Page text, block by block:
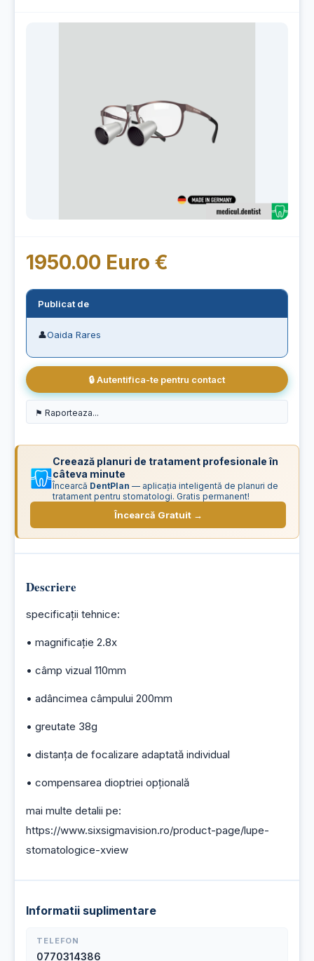
1950.00 Euro €
Publicat de
👤Oaida Rares
🔒 Autentifica-te pentru contact
Creează planuri de tratament profesionale în
câteva minute
Încearcă DentPlan — aplicația inteligentă de planuri de
tratament pentru stomatologi. Gratis permanent!
Încearcă Gratuit →
Descriere
specificații tehnice:
• magnificație 2.8x
• câmp vizual 110mm
• adâncimea câmpului 200mm
• greutate 38g
• distanța de focalizare adaptată individual
• compensarea dioptriei opțională
mai multe detalii pe:
https://www.sixsigmavision.ro/product-page/lupe-
stomatologice-xview
Informatii suplimentare
TELEFON
0770314386